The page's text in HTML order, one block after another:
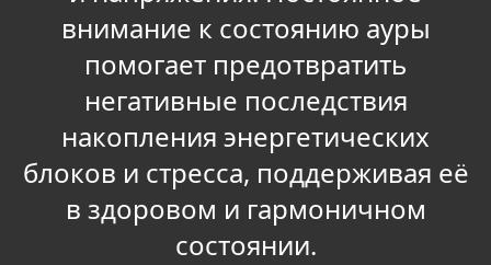
внимание к состоянию ауры
помогает предотвратить
негативные последствия
накопления энергетических
блоков и стресса, поддерживая её
в здоровом и гармоничном
состоянии.